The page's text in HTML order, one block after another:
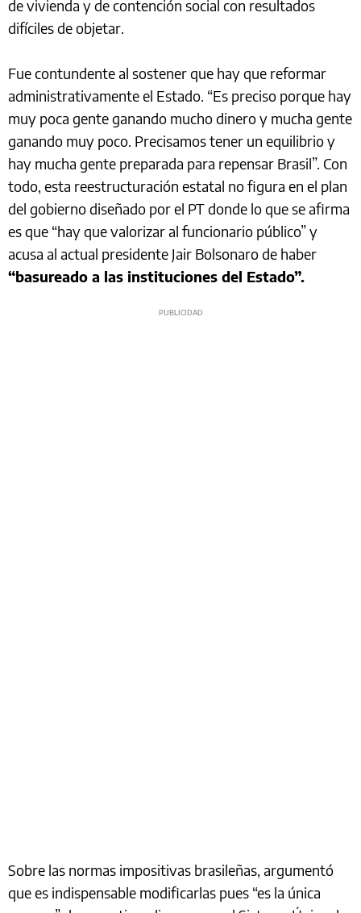
de vivienda y de contención social con resultados
difíciles de objetar.
Fue contundente al sostener que hay que reformar
administrativamente el Estado. “Es preciso porque hay
muy poca gente ganando mucho dinero y mucha gente
ganando muy poco. Precisamos tener un equilibrio y
hay mucha gente preparada para repensar Brasil”. Con
todo, esta reestructuración estatal no figura en el plan
del gobierno diseñado por el PT donde lo que se afirma
es que “hay que valorizar al funcionario público” y
acusa al actual presidente Jair Bolsonaro de haber
“basureado a las instituciones del Estado”.
Sobre las normas impositivas brasileñas, argumentó
que es indispensable modificarlas pues “es la única